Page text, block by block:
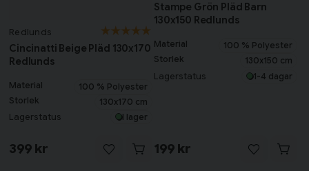
Redlunds
Cincinatti Beige Pläd 130x170
Redlunds
Material
100 % Polyester
Storlek
130x170 cm
Lagerstatus I lager
399 kr
Stampe Grön Pläd Barn
130x150 Redlunds
Material
100 % Polyester
Storlek
130x150 cm
Lagerstatus 1-4 dagar
199 kr